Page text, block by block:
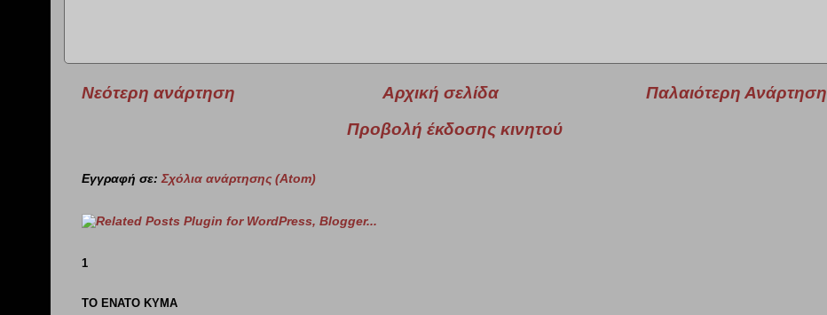
Νεότερη ανάρτηση Παλαιότερη Ανάρτηση
Αρχική σελίδα
Προβολή έκδοσης κινητού
Εγγραφή σε: Σχόλια ανάρτησης (Atom)
1
ΤΟ ΕΝΑΤΟ ΚΥΜΑ